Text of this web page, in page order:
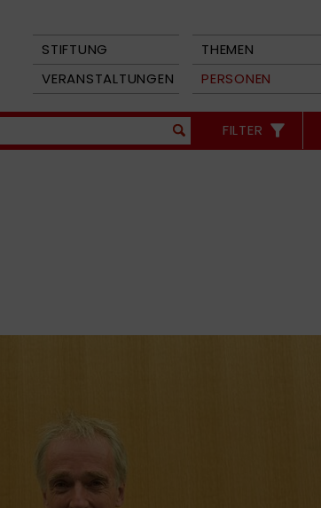
STIFTUNG THEMEN
VERANSTALTUNGEN
PERSONEN
FILTER